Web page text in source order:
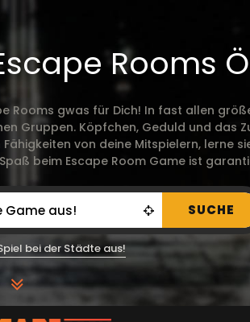
Rooms
Rooms gwas für Dich! In fast allen
Gruppen. Köpfchen, Geduld und
von deine Mitspielern, lerne
beim Escape Room Game ist
SUCHE
bei der Städte aus!